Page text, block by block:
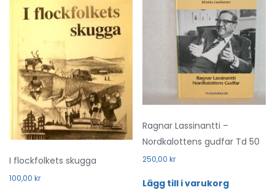
I flockfolkets skugga
100,00 kr
Ragnar Lassinantti –
Nordkalottens gudfar Td 50
250,00kr
Lägg till i varukorg